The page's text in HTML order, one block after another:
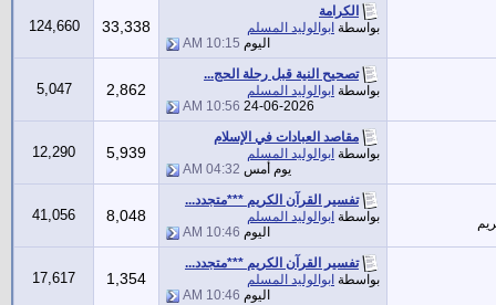
الكرامة
بواسطة ابوالوليد المسلم
اليوم 10:15 AM
33,338
124,660
تصحيح النية قبل رحلة الحج...
بواسطة ابوالوليد المسلم
24-06-2026
10:56 AM
2,862
5,047
مقاصد العبادات في الإسلام
بواسطة ابوالوليد المسلم
يوم أمس 04:32 AM
5,939
12,290
تفسير القرآن الكريم ***متجدد...
بواسطة ابوالوليد المسلم
اليوم 10:46 AM
8,048
41,056
تفسير القرآن الكريم ***متجدد...
بواسطة ابوالوليد المسلم
اليوم 10:46 AM
1,354
17,617